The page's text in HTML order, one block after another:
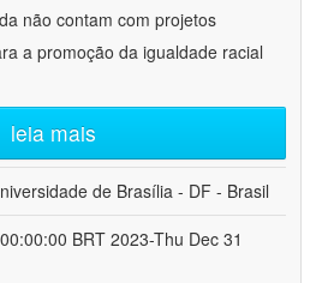
não contam com projetos
a promoção da igualdade racial
leia mais
de Brasília - DF - Brasil
BRT 2023-Thu Dec 31